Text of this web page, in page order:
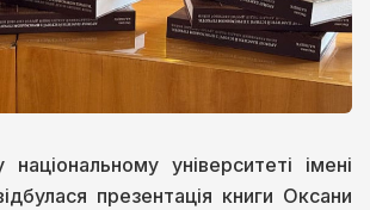
університеті імені
презентація книги Оксани